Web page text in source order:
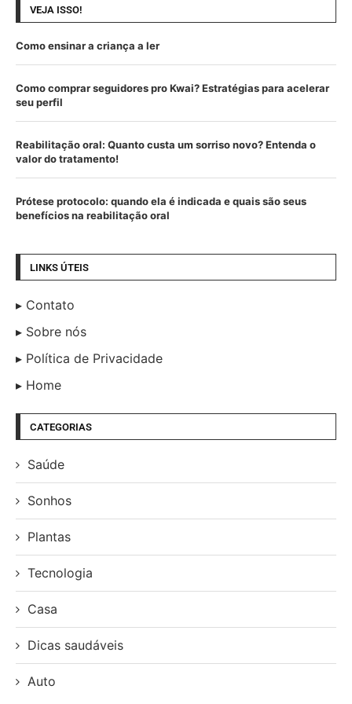
VEJA ISSO!
Como ensinar a criança a ler
Como comprar seguidores pro Kwai? Estratégias para acelerar
seu perfil
Reabilitação oral: Quanto custa um sorriso novo? Entenda o
valor do tratamento!
Prótese protocolo: quando ela é indicada e quais são seus
benefícios na reabilitação oral
LINKS ÚTEIS
Contato
Sobre nós
Política de Privacidade
Home
CATEGORIAS
Saúde
Sonhos
Plantas
Tecnologia
Casa
Dicas saudáveis
Auto